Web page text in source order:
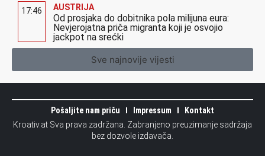
17:46 AUSTRIJA
Od prosjaka do dobitnika pola milijuna eura:
Nevjerojatna priča migranta koji je osvojio
jackpot na srećki
Sve najnovije vijesti
Pošaljite nam priču Impressum
Kontakt
Kroativ.at Sva prava zadržana. Zabranjeno preuzimanje sadržaja
bez dozvole izdavača.